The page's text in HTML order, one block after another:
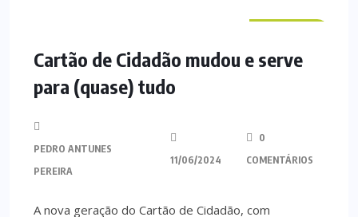
Cartão de Cidadão mudou e serve
para (quase) tudo
PEDRO ANTUNES
PEREIRA
11/06/2024
0
COMENTÁRIOS
A nova geração do Cartão de Cidadão, com